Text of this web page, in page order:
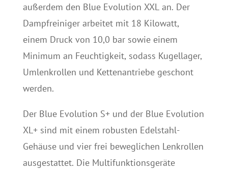
außerdem den Blue Evolution XXL an. Der
Dampfreiniger arbeitet mit 18 Kilowatt,
einem Druck von 10,0 bar sowie einem
Minimum an Feuchtigkeit, sodass Kugellager,
Umlenkrollen und Kettenantriebe geschont
werden.
Der Blue Evolution S+ und der Blue Evolution
XL+ sind mit einem robusten Edelstahl-
Gehäuse und vier frei beweglichen Lenkrollen
ausgestattet. Die Multifunktionsgeräte